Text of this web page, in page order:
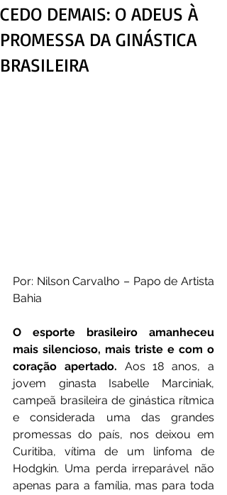
CEDO DEMAIS: O ADEUS À
PROMESSA DA GINÁSTICA
BRASILEIRA
Por: Nilson Carvalho – Papo de Artista
Bahia
O esporte brasileiro amanheceu
mais silencioso, mais triste e com o
coração apertado. Aos 18 anos, a
jovem ginasta Isabelle Marciniak,
campeã brasileira de ginástica rítmica
e considerada uma das grandes
promessas do país, nos deixou em
Curitiba, vítima de um linfoma de
Hodgkin. Uma perda irreparável não
apenas para a família, mas para toda